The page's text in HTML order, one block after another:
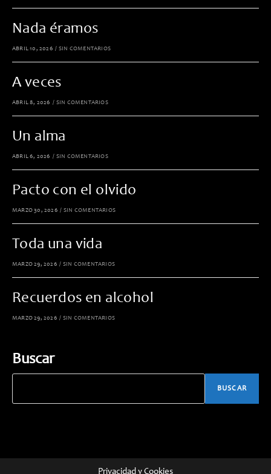
Nada éramos
ABRIL 10, 2026 / SIN COMENTARIOS
A veces
ABRIL 8, 2026 / SIN COMENTARIOS
Un alma
ABRIL 6, 2026 / SIN COMENTARIOS
Pacto con el olvido
MARZO 30, 2026 / SIN COMENTARIOS
Toda una vida
MARZO 29, 2026 / SIN COMENTARIOS
Recuerdos en alcohol
MARZO 29, 2026 / SIN COMENTARIOS
Buscar
BUSCAR
Privacidad y Cookies